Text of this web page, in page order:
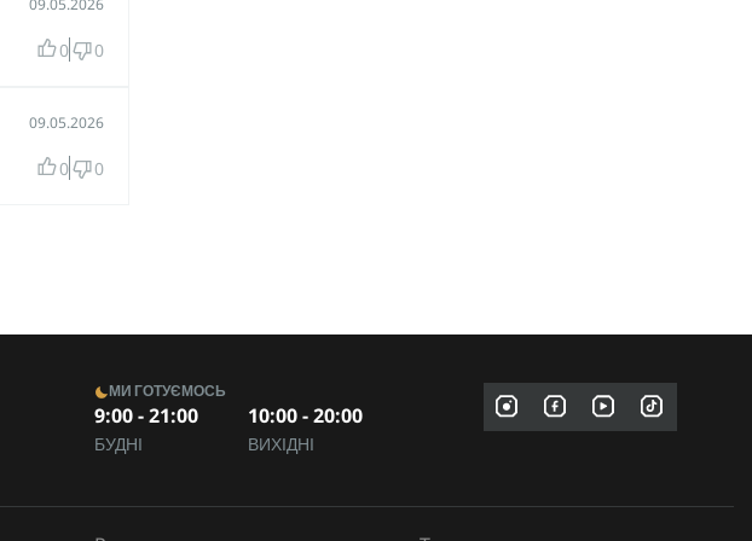
09.05.2026
0 0
09.05.2026
0 0
МИ ГОТУЄМОСЬ
9:00 - 21:00
БУДНІ
10:00 - 20:00
ВИХІДНІ